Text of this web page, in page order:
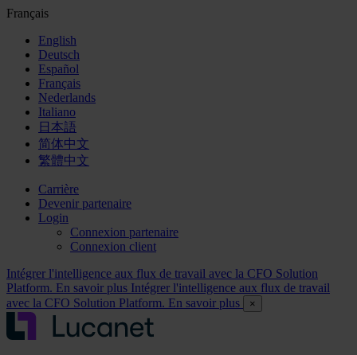
Français
English
Deutsch
Español
Français
Nederlands
Italiano
日本語
简体中文
繁體中文
Carrière
Devenir partenaire
Login
Connexion partenaire
Connexion client
Intégrer l'intelligence aux flux de travail avec la CFO Solution
Platform. En savoir plus Intégrer l'intelligence aux flux de travail
avec la CFO Solution Platform. En savoir plus
×